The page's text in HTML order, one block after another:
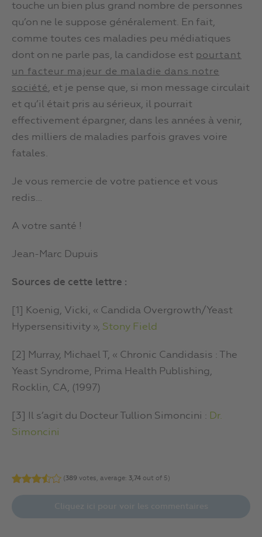
touche un bien plus grand nombre de personnes
qu’on ne le suppose généralement. En fait,
comme toutes ces maladies peu médiatiques
dont on ne parle pas, la candidose est pourtant
un facteur majeur de maladie dans notre
société, et je pense que, si mon message circulait
et qu’il était pris au sérieux, il pourrait
effectivement épargner, dans les années à venir,
des milliers de maladies parfois graves voire
fatales.
Je vous remercie de votre patience et vous
redis…
A votre santé !
Jean-Marc Dupuis
Sources de cette lettre :
[1] Koenig, Vicki, « Candida Overgrowth/Yeast
Hypersensitivity », Stony Field
[2] Murray, Michael T, « Chronic Candidasis : The
Yeast Syndrome, Prima Health Publishing,
Rocklin, CA, (1997)
[3] Il s’agit du Docteur Tullion Simoncini : Dr.
Simoncini
(389 votes, average: 3,74 out of 5)